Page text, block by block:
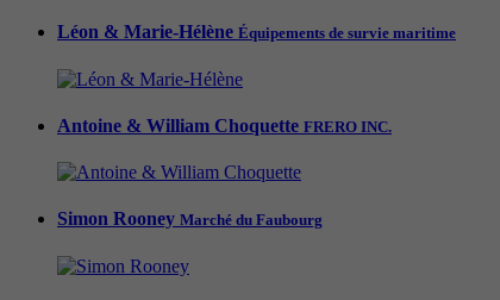
Léon & Marie-Hélène Équipements de survie maritime
Antoine & William Choquette FRERO INC.
Simon Rooney Marché du Faubourg